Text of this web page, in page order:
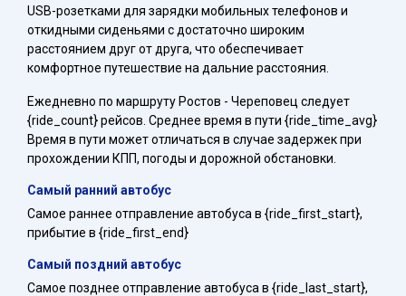
USB-розетками для зарядки мобильных телефонов и
откидными сиденьями с достаточно широким
расстоянием друг от друга, что обеспечивает
комфортное путешествие на дальние расстояния.
Ежедневно по маршруту Ростов - Череповец следует
{ride_count} рейсов. Среднее время в пути {ride_time_avg}
Время в пути может отличаться в случае задержек при
прохождении КПП, погоды и дорожной обстановки.
Самый ранний автобус
Самое раннее отправление автобуса в {ride_first_start},
прибытие в {ride_first_end}
Самый поздний автобус
Самое позднее отправление автобуса в {ride_last_start},